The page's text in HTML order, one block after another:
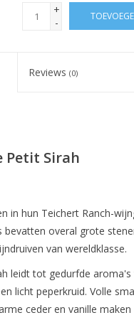
+
-
Reviews(0)
Petit Sirah
in hun Teichert Ranch-
bevatten overal grote
van wereldklasse.
leidt tot gedurfde
licht peperkruid. Volle
ceder en vanille